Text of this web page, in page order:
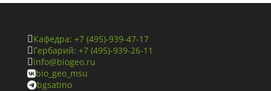
Кафедра: +7 (495)-939-47-17
Гербарий: +7 (495)-939-26-11
info@biogeo.ru
bio_geo_msu
bgsatino